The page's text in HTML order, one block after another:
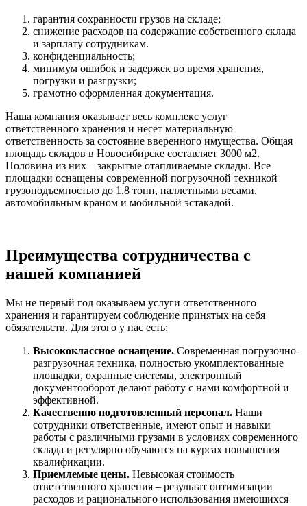
гарантия сохранности грузов на складе;
снижение расходов на содержание собственного склада
и зарплату сотрудникам.
конфиденциальность;
минимум ошибок и задержек во время хранения,
погрузки и разгрузки;
грамотно оформленная документация.
Наша компания оказывает весь комплекс услуг
ответственного хранения и несет материальную
ответственность за состояние вверенного имущества. Общая
площадь складов в Новосибирске составляет 3000 м2.
Половина из них – закрытые отапливаемые склады. Все
площадки оснащены современной погрузочной техникой
грузоподъемностью до 1.8 тонн, паллетными весами,
автомобильным краном и мобильной эстакадой.
Преимущества сотрудничества с
нашей компанией
Мы не первый год оказываем услуги ответственного
хранения и гарантируем соблюдение принятых на себя
обязательств. Для этого у нас есть:
Высококлассное оснащение. Современная погрузочно-
разгрузочная техника, полностью укомплектованные
площадки, охранные системы, электронный
документооборот делают работу с нами комфортной и
эффективной.
Качественно подготовленный персонал. Наши
сотрудники ответственные, имеют опыт и навыки
работы с различными грузами в условиях современного
склада и регулярно обучаются на курсах повышения
квалификации.
Приемлемые цены. Невысокая стоимость
ответственного хранения – результат оптимизации
расходов и рационального использования имеющихся